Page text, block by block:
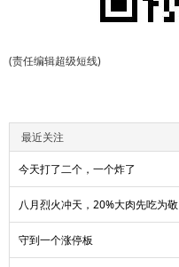
(责任编辑超级短线)
最近关注
今天打了二个，一个炸了
八月烈火冲天，20%大肉先吃为敬
守到一个涨停板